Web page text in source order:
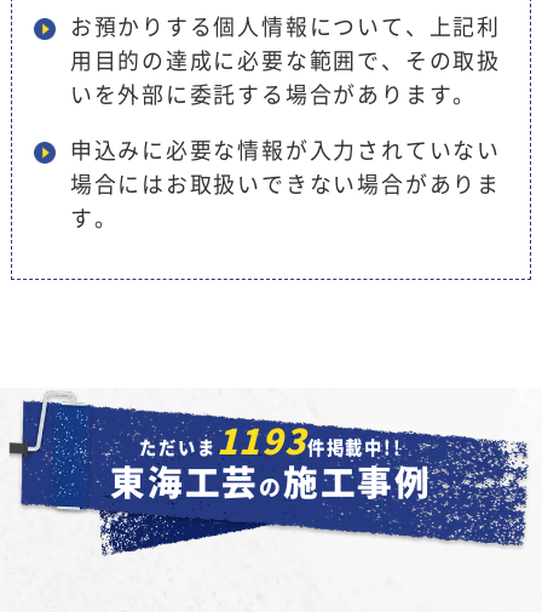
お預かりする個人情報について、上記利
用目的の達成に必要な範囲で、その取扱
いを外部に委託する場合があります。
申込みに必要な情報が入力されていない
場合にはお取扱いできない場合がありま
す。
ただいま 1193件掲載中!!
東海工芸 の 施工事例